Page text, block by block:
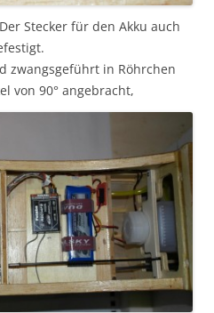
Stecker für den Akku auch
zwangsgeführt in Röhrchen
von 90° angebracht,